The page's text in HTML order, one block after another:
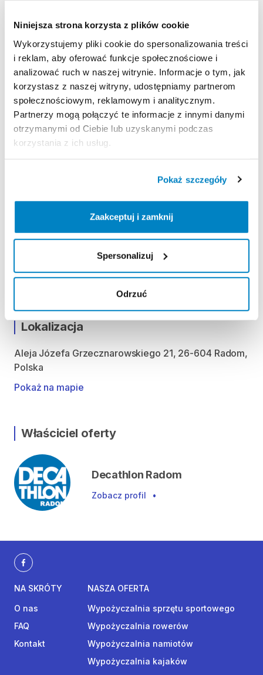
Niniejsza strona korzysta z plików cookie
Wykorzystujemy pliki cookie do spersonalizowania treści
i reklam, aby oferować funkcje społecznościowe i
analizować ruch w naszej witrynie. Informacje o tym, jak
korzystasz z naszej witryny, udostępniamy partnerom
społecznościowym, reklamowym i analitycznym.
Partnerzy mogą połączyć te informacje z innymi danymi
otrzymanymi od Ciebie lub uzyskanymi podczas
korzystania z ich usług.
Pokaż szczegóły
Zaakceptuj i zamknij
Spersonalizuj
Odrzuć
KAUCJA
Nie pobieramy kaucji za wypożyczenie tego
produktu
ODBIÓR I ZWROT SPRZĘTU
Poniedziałek: 9:00 - 21:00
Czwartek: 9:00 - 21:00
Piątek: 9:00 - 21:00
Sobota: 9:00 - 21:00
Możliwość odbioru i zwrotu produktu w godzinach
Lokalizacja
Aleja Józefa Grzecznarowskiego 21, 26-604 Radom,
Polska
Pokaż na mapie
Właściciel oferty
Decathlon Radom
Zobacz profil •
NA SKRÓTY
O nas
FAQ
Kontakt
NASZA OFERTA
Wypożyczalnia sprzętu sportowego
Wypożyczalnia rowerów
Wypożyczalnia namiotów
Wypożyczalnia kajaków